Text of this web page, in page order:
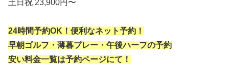
土日祝 23,900円〜
24時間予約OK！便利なネット予約！
早朝ゴルフ・薄暮プレー・午後ハーフの予約
安い料金一覧は予約ページにて！